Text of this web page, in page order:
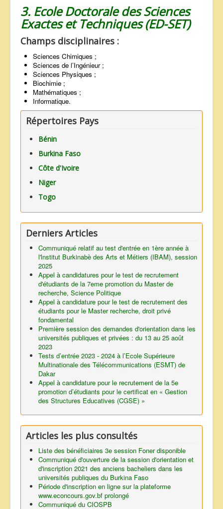
3. Ecole Doctorale des Sciences
Exactes et Techniques (ED-SET)
Champs disciplinaires :
Sciences Chimiques ;
Sciences de l’Ingénieur ;
Sciences Physiques ;
Biochimie ;
Mathématiques ;
Informatique.
Répertoires Pays
Bénin
Burkina Faso
Côte d'Ivoire
Niger
Togo
Derniers Articles
Communiqué relatif au test d'entrée en 1ère année à
l'lnstitut Burkinabè des Arts et Métiers (IBAM), session
2025
Appel à candidatures pour le test de recrutement
d'étudiants de la 7eme promotion du Master de
recherche, Science Politique
Appel à candidature pour le test de recrutement des
étudiants pour le Master recherche, droit privé
fondamental
Première session des demandes d'orientation dans les
universités publiques et privées : du 13 au 25 août
2023
Tests d’entrée 2023 - 2024 à l’Ecole Supérieure
Multinationale des Télécommunications (ESMT) de
Dakar
Appel à candidature pour le recrutement de la 5e
promotion d’étudiants pour le certificat en « Gestion
des Structures Educatives (CGSE) »
Articles les plus consultés
Liste des bénéficiaires 3e session Foner disponible
Communiqué d'ouverture de la session d'orientation et
d'inscription 2021 des anciens bacheliers dans les
universités publiques du Burkina Faso
Période d'inscription en ligne sur la plateforme
www.econcours.gov.bf prolongé
Communiqué du CIOSPB